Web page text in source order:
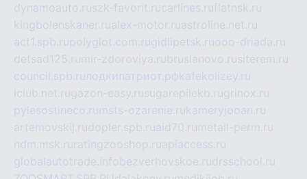
dynamoauto.ruszk-favorit.rucarlines.ruflatnsk.ru
kingbolenskaner.rualex-motor.ruastroline.net.ru
act1.spb.rupolyglot.com.rugidlipetsk.ruooo-driada.ru
detsad125.ru mir-zdoroviya.rubruslanovo.rusiterem.ru
council.spb.ruлодкипатриот.рфkafekolizey.ru
iclub.net.rugazon-easy.rusugarepilekb.rugrinox.ru
pylesostineco.ru msts-ozarenie.rukameryjooan.ru
artemovskij.rudopler.spb.ruaid70.ru metall-perm.ru
ndm.msk.ru ratingzooshop.ruapiaccess.ru
globalautotrade.info bezverhovskoe.rudrsschool.ru